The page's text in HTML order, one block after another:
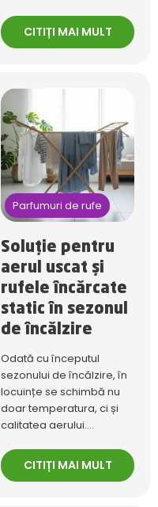
CITIȚI MAI MULT
Parfumuri de rufe
Soluție pentru
aerul uscat și
rufele încărcate
static în sezonul
de încălzire
Odată cu începutul
sezonului de încălzire, în
locuințe se schimbă nu
doar temperatura, ci și
calitatea aerului....
CITIȚI MAI MULT